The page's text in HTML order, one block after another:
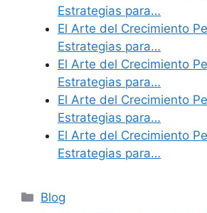
Estrategias para…
El Arte del Crecimiento
Estrategias para…
El Arte del Crecimiento
Estrategias para…
El Arte del Crecimiento
Estrategias para…
El Arte del Crecimiento
Estrategias para…
Categories
Blog